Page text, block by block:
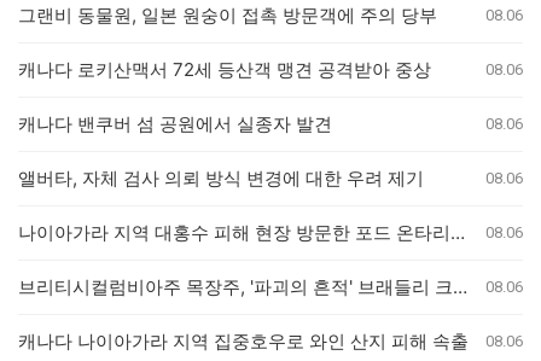
그랜비 동물원, 일본 원숭이 접촉 방문객에 주의 당부 08.06
캐나다 로키산맥서 72세 등산객 맹견 공격받아 중상 08.06
캐나다 밴쿠버 섬 공원에서 실종자 발견 08.06
앨버타, 자체 검사 의뢰 방식 변경에 대한 우려 제기 08.06
나이아가라 지역 대홍수 피해 현장 방문한 포드 온타리오 주총리, 재정 지원 발표는 없어 08.06
브리티시컬럼비아주 목장주, '파괴의 흔적' 브래들리 크릭 산불로 집 잃은 참상 증언 08.06
캐나다 나이아가라 지역 집중호우로 와인 산지 피해 속출 08.06